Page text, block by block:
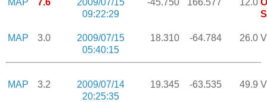
MAP 7.6
2009/07/15
09:22:29
-45.750 166.577 12.0
MAP 3.0
2009/07/15
05:40:15
18.310 -64.784 26.0
MAP 3.2
2009/07/14
20:25:35
19.345 -63.535 49.9